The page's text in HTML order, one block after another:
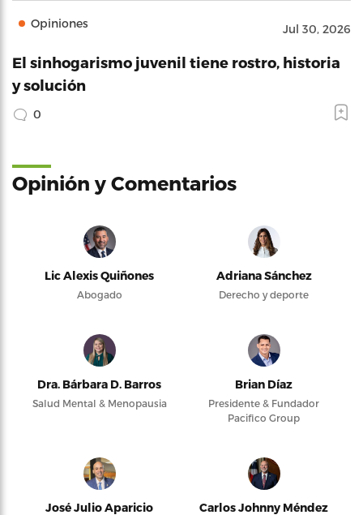
Opiniones Jul 30, 2026
El sinhogarismo juvenil tiene rostro, historia
y solución
0
Opinión y Comentarios
Lic Alexis Quiñones
Abogado
Adriana Sánchez
Derecho y deporte
Dra. Bárbara D. Barros
Salud Mental & Menopausia
Brian Díaz
Presidente & Fundador
Pacifico Group
José Julio Aparicio
Carlos Johnny Méndez